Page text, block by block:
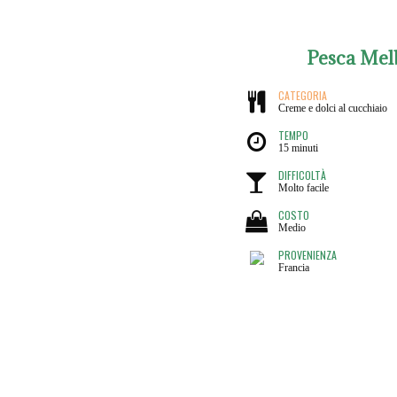
Pesca
CATEGORIA
Creme e dolci al cucchiaio
TEMPO
15 minuti
DIFFICOLTÀ
Molto facile
COSTO
Medio
PROVENIENZA
Francia